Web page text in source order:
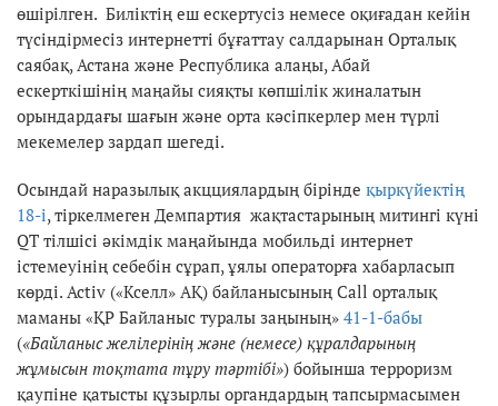
өшірілген. Биліктің еш ескертусіз немесе оқиғадан кейін
түсіндірмесіз интернетті бұғаттау салдарынан Орталық
саябақ, Астана және Республика алаңы, Абай
ескерткішінің маңайы сияқты көпшілік жиналатын
орындардағы шағын және орта кәсіпкерлер мен түрлі
мекемелер зардап шегеді.
Осындай наразылық акцциялардың бірінде қыркүйектің
18-і, тіркелмеген Демпартия жақтастарының митингі күні
QT тілшісі әкімдік маңайында мобильді интернет
істемеуінің себебін сұрап, ұялы операторға хабарласып
көрді. Activ («Кселл» АҚ) байланысының Call орталық
маманы «ҚР Байланыс туралы заңының» 41-1-бабы
(«Байланыс желілерінің және (немесе) құралдарының
жұмысын тоқтата тұру тәртібі») бойынша терроризм
қаупіне қатысты құзырлы органдардың тапсырмасымен